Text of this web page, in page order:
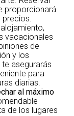
proporcionará
precios.
vacacionales
de
y los
asegurarás
para
diarias.
al máximo
de los lugares